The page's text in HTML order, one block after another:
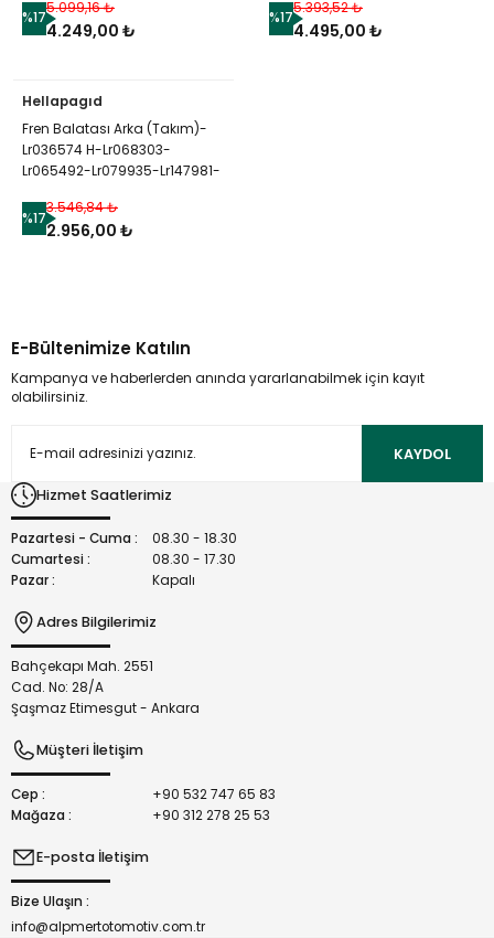
%17
5.099,16 ₺
4.249,00 ₺
%17
5.393,52 ₺
4.495,00 ₺
Hellapagıd
Fren Balatası Arka (Takım)-
Lr036574 H-Lr068303-
Lr065492-Lr079935-Lr147981-
Lr106326-Lr164821-Lr162046-
Lr162042-Lr139173-Lr146155-
%17
3.546,84 ₺
2.956,00 ₺
E-Bültenimize Katılın
Kampanya ve haberlerden anında yararlanabilmek için kayıt
olabilirsiniz.
KAYDOL
Hizmet Saatlerimiz
Pazartesi - Cuma :
08.30 - 18.30
Cumartesi :
08.30 - 17.30
Pazar :
Kapalı
Adres Bilgilerimiz
Bahçekapı Mah. 2551
Cad. No: 28/A
Şaşmaz Etimesgut - Ankara
Müşteri İletişim
Cep :
+90 532 747 65 83
Mağaza :
+90 312 278 25 53
E-posta İletişim
Bize Ulaşın :
info@alpmertotomotiv.com.tr